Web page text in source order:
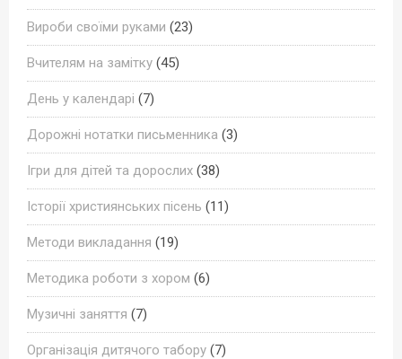
Вироби своїми руками (23)
Вчителям на замітку (45)
День у календарі (7)
Дорожні нотатки письменника (3)
Ігри для дітей та дорослих (38)
Історії християнських пісень (11)
Методи викладання (19)
Методика роботи з хором (6)
Музичні заняття (7)
Організація дитячого табору (7)